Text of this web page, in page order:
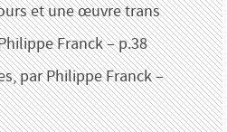
et une œuvre trans
Franck – p.38
par Philippe Franck –